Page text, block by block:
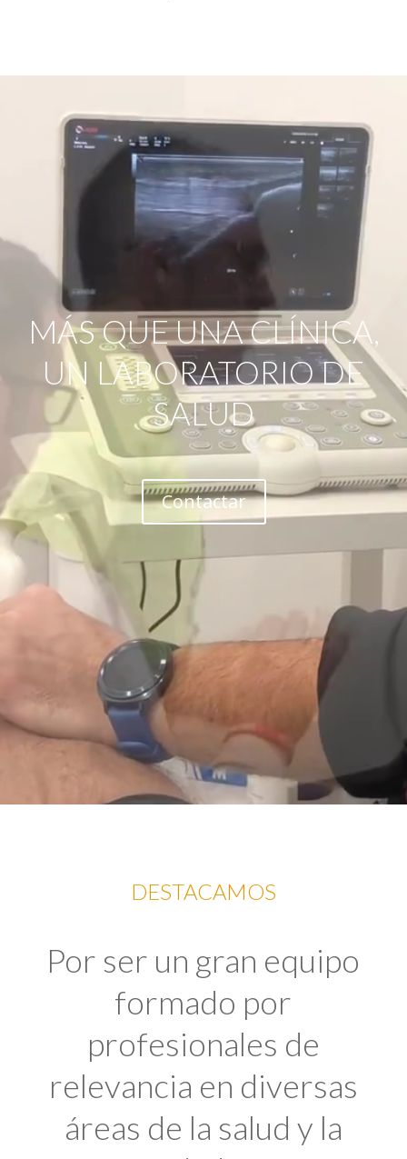
MÁS QUE UNA CLÍNICA,
UN LABORATORIO DE
SALUD
Contactar
DESTACAMOS
Por ser un gran equipo
formado por
profesionales de
relevancia en diversas
áreas de la salud y la